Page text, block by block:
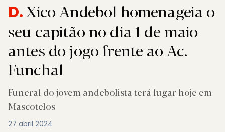
D.Xico Andebol homenageia o
seu capitão no dia 1 de maio
antes do jogo frente ao Ac.
Funchal
Funeral do jovem andebolista terá lugar hoje em
Mascotelos
27 abril 2024